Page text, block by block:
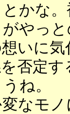
かな
やっ
いに
否定
ね。
なモ